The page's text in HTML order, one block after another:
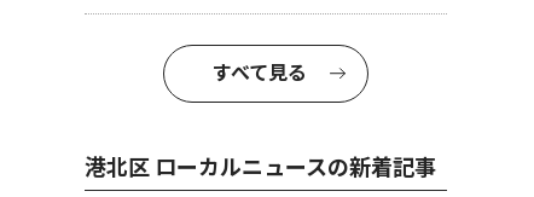
すべて見る
港北区 ローカルニュースの新着記事